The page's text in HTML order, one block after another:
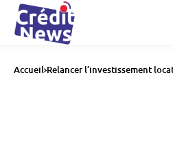
Accueil Relancer l’investissement